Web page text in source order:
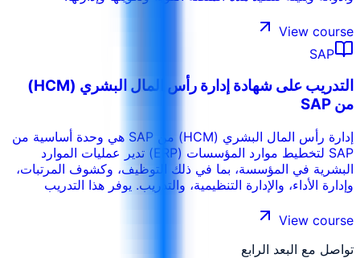
View course
SAP
التدريب على شهادة إدارة رأس المال البشري (HCM)
من SAP
إدارة رأس المال البشري (HCM) من SAP هي وحدة أساسية من
SAP لتخطيط موارد المؤسسات (ERP) تدير عمليات الموارد
البشرية في المؤسسة، بما في ذلك التوظيف، وكشوف المرتبات،
وإدارة الأداء، والإدارة التنظيمية، والتدريب. يوفر هذا التدريب
View course
تواصل مع البعد الرابع